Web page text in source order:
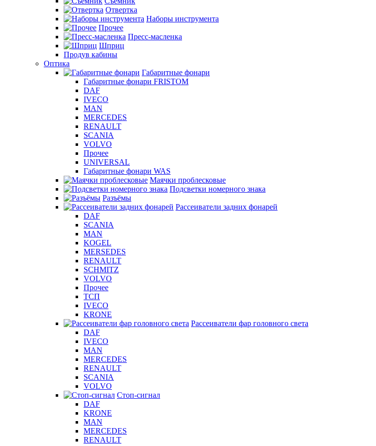
Отвертка
Наборы инструмента
Прочее
Пресс-масленка
Шприц
Продув кабины
Оптика
Габаритные фонари
Габаритные фонари FRISTOM
DAF
IVECO
MAN
MERCEDES
RENAULT
SCANIA
VOLVO
Прочее
UNIVERSAL
Габаритные фонари WAS
Маячки проблесковые
Подсветки номерного знака
Разъёмы
Рассеиватели задних фонарей
DAF
SCANIA
MAN
KOGEL
MERSEDES
RENAULT
SCHMITZ
VOLVO
Прочее
ТСП
IVECO
KRONE
Рассеиватели фар головного света
DAF
IVECO
MAN
MERCEDES
RENAULT
SCANIA
VOLVO
Стоп-сигнал
DAF
KRONE
MAN
MERCEDES
RENAULT